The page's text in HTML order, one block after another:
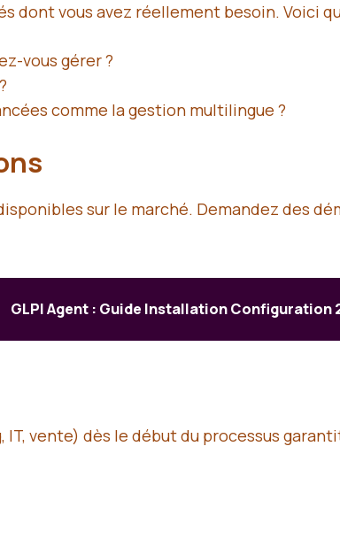
vous avez réellement besoin. Voici
vous gérer ?
comme la gestion multilingue ?
sur le marché. Demandez des
GLPI Agent : Guide Installation Configuration
vente) dès le début du processus